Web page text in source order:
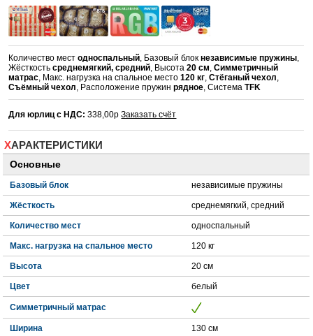
Количество местодноспальный, Базовый блокнезависимые пружины,
Жёсткостьсреднемягкий, средний, Высота20 см,Симметричный
матрас, Макс. нагрузка на спальное место120 кг,Стёганый чехол,
Съёмный чехол, Расположение пружинрядное, СистемаTFK
Для юрлиц с НДС: 338,00рЗаказать счёт
ХАРАКТЕРИСТИКИ
Основные
Базовый блок независимые пружины
Жёсткость среднемягкий, средний
Количество мест односпальный
Макс. нагрузка на спальное место 120 кг
Высота 20 см
Цвет белый
Симметричный матрас
Ширина 130 см